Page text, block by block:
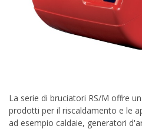
La serie di bruciatori RS/M offre
prodotti per il riscaldamento e le
ad esempio caldaie, generatori